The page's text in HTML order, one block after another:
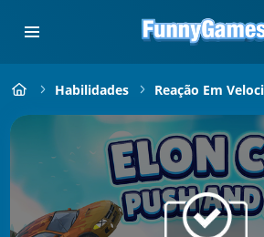
Habilidades Reação Em